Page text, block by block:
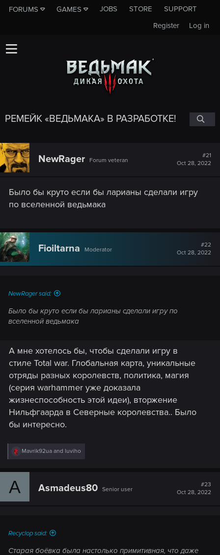
FORUMS GAMES JOBS STORE
SUPPORT
Log in
Register
РЕМЕЙК «ВЕДЬМАКА» В РАЗРАБОТКЕ!
NewRager Forum veteran
#21
Oct 28, 2022
Было бы круто если бы ларианы сделали игру
по вселенной ведьмака
Fioiltarna Moderator
#22
Oct 28, 2022
NewRager said:
Было бы круто если бы ларианы сделали игру по
вселенной ведьмака
А мне хотелось бы, чтобы сделали игру в
стиле Total war. Глобальная карта, уникальные
отряды разных королевств, политика, магия
(серия warhammer уже доказала
жизнеспособность этой идеи), вторжение
Нильфгаарда в Северные королевства.. Было
бы интересно.
R
e
c
Mavrik92ua and luviho
A Asmadeus80 Senior user
#23
Oct 28, 2022
Recyclop said:
Старая боёвка была настолько примитивная, что даже